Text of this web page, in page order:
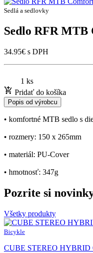
Sedlá a sedlovky
Sedlo RFR
34.95€ s DPH
1 ks
Pridať do košíka
Popis od výrobcu
• komfortné MTB sedlo s
• rozmery: 150 x 265mm
• materiál: PU-Cover
• hmotnosť: 347g
Pozrite si
Všetky produkty
Bicykle
CUBE STEREO HYBRID